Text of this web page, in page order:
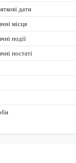
дати
місця
події
постаті